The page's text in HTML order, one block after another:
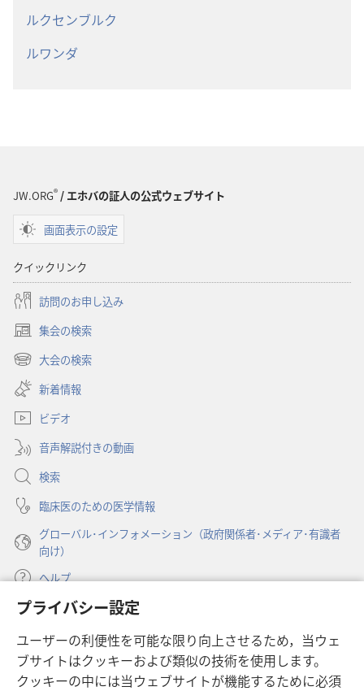
プライバシー設定
ユーザーの利便性を可能な限り向上させるため，当ウェ
ブサイトはクッキーおよび類似の技術を使用します。
クッキーの中には当ウェブサイトが機能するために必須
ルクセンブルク
ルワンダ
JW.ORG®/ エホバの証人の公式ウェブサイト
画面表示の設定
クイックリンク
訪問のお申し込み
集会の検索
（新
し
タ
で
開
く）
大会の検索
（新
し
い
タ
ブ
で
開
く）
新着情報
ビデオ
音声解説付きの動画
検索
臨床医のための医学情報
グローバル･インフォメーション（政府関係者･メディア･有識者
向け）
ヘルプ
寄付
し
い
タ
ものみの塔 オンライン・ライブラリー
（新